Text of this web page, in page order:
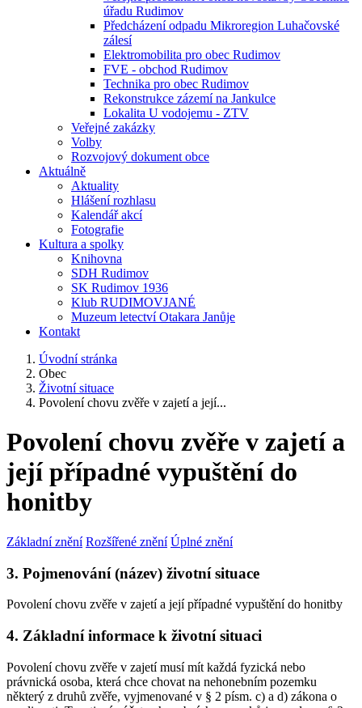
úřadu Rudimov
Předcházení odpadu Mikroregion Luhačovské
zálesí
Elektromobilita pro obec Rudimov
FVE - obchod Rudimov
Technika pro obec Rudimov
Rekonstrukce zázemí na Jankulce
Lokalita U vodojemu - ZTV
Veřejné zakázky
Volby
Rozvojový dokument obce
Aktuálně
Aktuality
Hlášení rozhlasu
Kalendář akcí
Fotografie
Kultura a spolky
Knihovna
SDH Rudimov
SK Rudimov 1936
Klub RUDIMOVJANÉ
Muzeum letectví Otakara Janůje
Kontakt
Úvodní stránka
Obec
Životní situace
Povolení chovu zvěře v zajetí a její...
Povolení chovu zvěře v zajetí a
její případné vypuštění do
honitby
Základní znění Rozšířené znění Úplné znění
3. Pojmenování (název) životní situace
Povolení chovu zvěře v zajetí a její případné vypuštění do honitby
4. Základní informace k životní situaci
Povolení chovu zvěře v zajetí musí mít každá fyzická nebo
právnická osoba, která chce chovat na nehonebním pozemku
některý z druhů zvěře, vyjmenované v § 2 písm. c) a d) zákona o